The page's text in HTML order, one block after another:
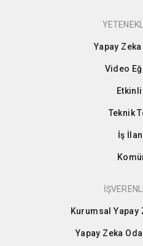
Yapay
Video
Teknik
İş
Kurumsal Yapay
Yapay Zeka